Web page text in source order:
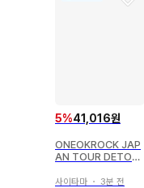
5%41,016원
ONEOKROCK JAP
AN TOUR DETOX
사이타마 ・ 3분 전